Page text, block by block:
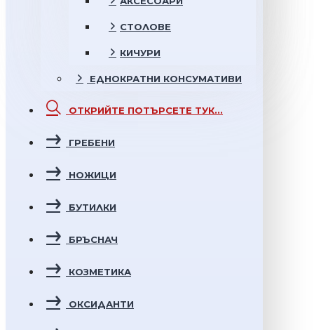
СТОЛОВЕ
КИЧУРИ
ЕДНОКРАТНИ КОНСУМАТИВИ
ОТКРИЙТЕ ПОТЪРСЕТЕ ТУК...
ГРЕБЕНИ
НОЖИЦИ
БУТИЛКИ
БРЪСНАЧ
КОЗМЕТИКА
ОКСИДАНТИ